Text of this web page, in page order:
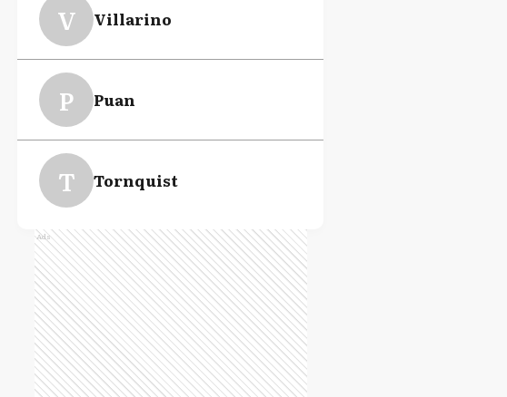
María Fernanda
Natalia Lorena
V Villarino
P Puan
T Tornquist
Ads